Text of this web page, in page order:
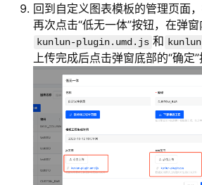
回到自定义图表模板的管理页面
再次点击“低无一体”按钮，在弹
kunlun-plugin.umd.js 和
上传完成后点击弹窗底部的“确定